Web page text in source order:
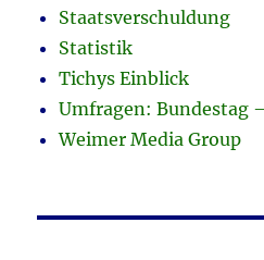
Staatsverschuldung
Statistik
Tichys Einblick
Umfragen: Bundestag
Weimer Media Group